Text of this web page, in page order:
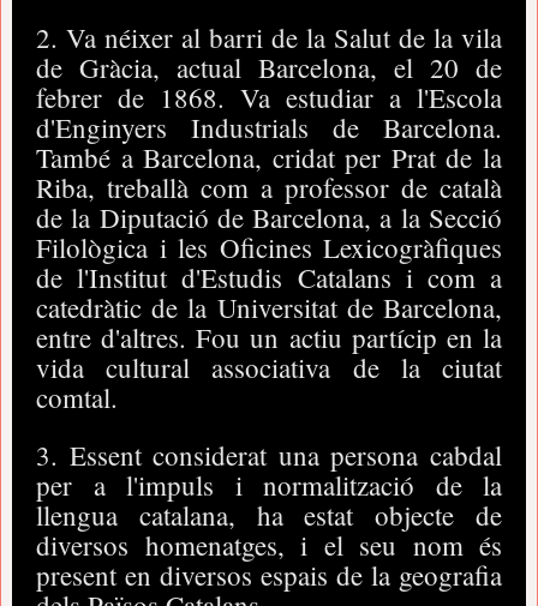
2. Va néixer al barri de la Salut de la vila
de Gràcia, actual Barcelona, el 20 de
febrer de 1868. Va estudiar a l'Escola
d'Enginyers Industrials de Barcelona.
També a Barcelona, cridat per Prat de la
Riba, treballà com a professor de català
de la Diputació de Barcelona, a la Secció
Filològica i les Oficines Lexicogràfiques
de l'Institut d'Estudis Catalans i com a
catedràtic de la Universitat de Barcelona,
entre d'altres. Fou un actiu partícip en la
vida cultural associativa de la ciutat
comtal.
3. Essent considerat una persona cabdal
per a l'impuls i normalització de la
llengua catalana, ha estat objecte de
diversos homenatges, i el seu nom és
present en diversos espais de la geografia